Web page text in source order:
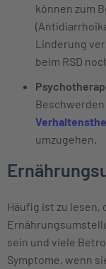
können zum
Linderung
beim RSD
umzugehen.
Häufig ist zu lesen,
sein und viele
Symptome, wenn